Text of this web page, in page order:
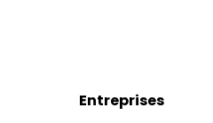
Entreprises